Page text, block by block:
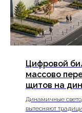
Цифровой
массово
щитов на
Динамичные
вытесняют